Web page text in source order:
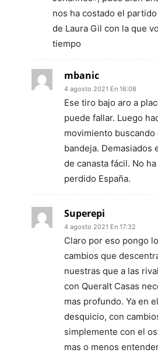
nos ha costado el
de Laura Gil con la que
tiempo
mbanic
4 agosto 2021 En 16:08
Ese tiro bajo aro a
puede fallar. Luego
movimiento buscando
bandeja. Demasiados
de canasta fácil. No
perdido España.
Superepi
4 agosto 2021 En 17:32
Claro por eso pongo
cambios que
nuestras que a las
con Queralt Casas
mas profundo. Ya en
desquicio, con
simplemente con el
mas o menos